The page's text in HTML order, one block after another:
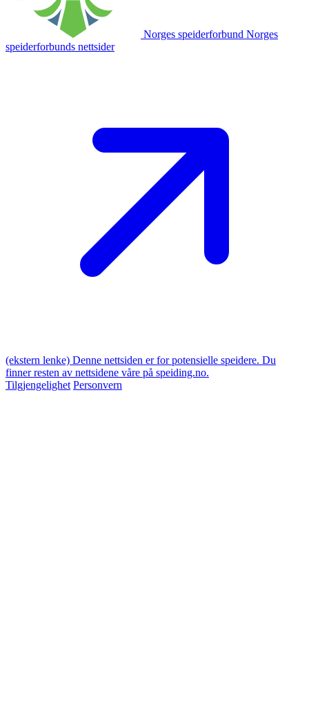
Norges speiderforbund Norges
speiderforbunds nettsider
(ekstern lenke) Denne nettsiden er for potensielle speidere. Du
finner resten av nettsidene våre på speiding.no.
Tilgjengelighet Personvern